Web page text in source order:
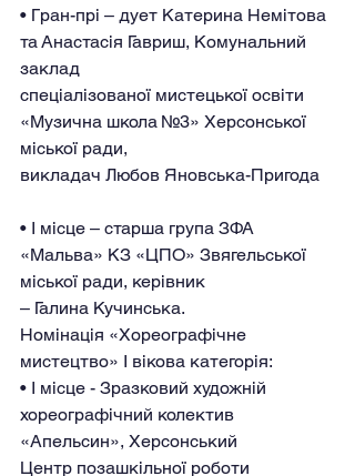
• Гран-прі – дует Катерина Немітова
та Анастасія Гавриш, Комунальний
заклад
спеціалізованої мистецької освіти
«Музична школа №3» Херсонської
міської ради,
викладач Любов Яновська-Пригода
• І місце – старша група ЗФА
«Мальва» КЗ «ЦПО» Звягельської
міської ради, керівник
– Галина Кучинська.
Номінація «Хореографічне
мистецтво» I вікова категорія:
• І місце - Зразковий художній
хореографічний колектив
«Апельсин», Херсонський
Центр позашкільної роботи